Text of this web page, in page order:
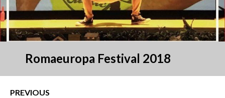
Romaeuropa Festival 2018
PREVIOUS